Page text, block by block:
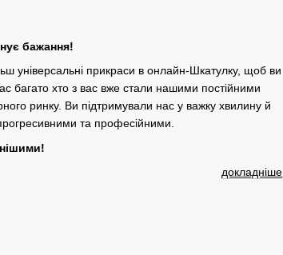
бажання!
універсальні прикраси в онлайн-Шкатулку, щоб ви
багато хто з вас вже стали нашими постійними
ринку. Ви підтримували нас у важку хвилину й
та професійними.
докладніше